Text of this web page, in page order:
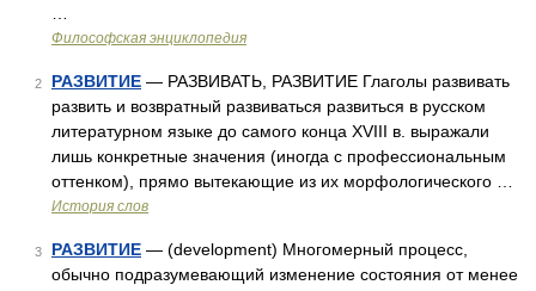
Философская энциклопедия
2 РАЗВИТИЕ — РАЗВИВАТЬ, РАЗВИТИЕ Глаголы развивать
развить и возвратный развиваться развиться в русском
литературном языке до самого конца XVIII в. выражали
лишь конкретные значения (иногда с профессиональным
оттенком), прямо вытекающие из их морфологического …
История слов
3 РАЗВИТИЕ — (development) Многомерный процесс,
обычно подразумевающий изменение состояния от менее